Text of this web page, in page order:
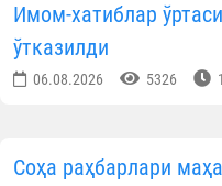
Имом-хатиблар
ўтказилди
06.08.2026 5326
Соҳа раҳбарлари